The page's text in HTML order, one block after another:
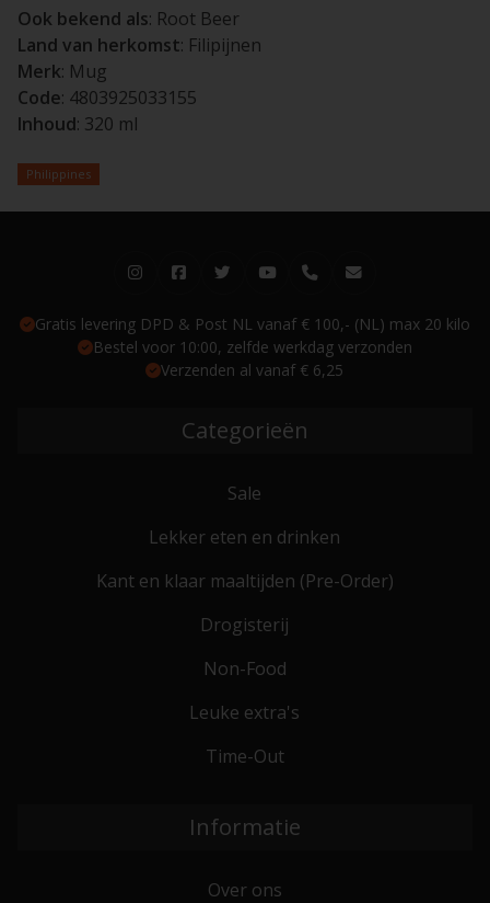
Ook bekend als: Root Beer
Land van herkomst: Filipijnen
Merk: Mug
Code: 4803925033155
Inhoud: 320 ml
Philippines
Gratis levering DPD & Post NL vanaf € 100,- (NL) max 20 kilo
Bestel voor 10:00, zelfde werkdag verzonden
Verzenden al vanaf € 6,25
Categorieën
Sale
Lekker eten en drinken
Kant en klaar maaltijden (Pre-Order)
Drogisterij
Non-Food
Leuke extra's
Time-Out
Informatie
Over ons